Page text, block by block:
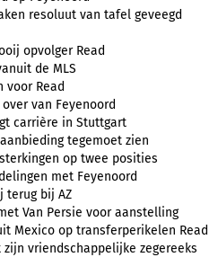
resoluut van tafel geveegd
opvolger Read
de MLS
voor Read
van Feyenoord
carrière in Stuttgart
tegemoet zien
op twee posities
met Feyenoord
terug bij AZ
Van Persie voor aanstelling
Mexico op transferperikelen Read
zijn vriendschappelijke zegereeks